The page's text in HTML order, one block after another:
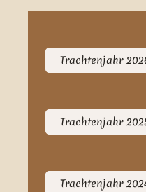
Trachtenjahr
Trachtenjahr
Trachtenjahr